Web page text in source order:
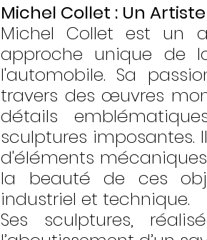
Michel Collet : Un
Michel Collet est un
approche unique de
l'automobile. Sa
travers des œuvres
détails
sculptures imposantes.
d'éléments
la beauté de ces
industriel et technique.
Ses sculptures,